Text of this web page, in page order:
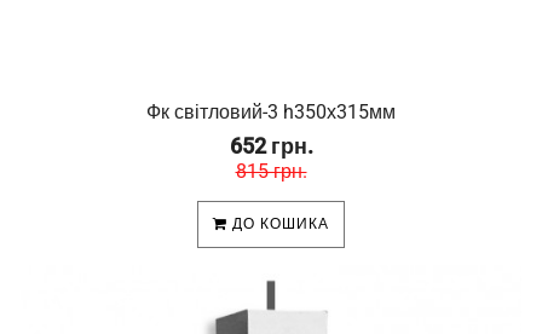
Фк світловий-3 h350х315мм
652 грн.
815 грн.
ДО КОШИКА